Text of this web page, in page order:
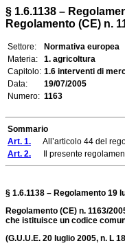
§ 1.6.1138 –
Regolamento (CE) n.
Settore:
Normativa europea
Materia:
1. agricoltura
Capitolo: 1.6 interventi di
Data:
19/07/2005
Numero: 1163
Sommario
Art. 1. All’articolo 44 del
Art. 2. Il presente
§ 1.6.1138 – Regolamento 19
Regolamento (CE) n. 1163/
che istituisce un codice
(G.U.U.E. 20 luglio 2005, n. L